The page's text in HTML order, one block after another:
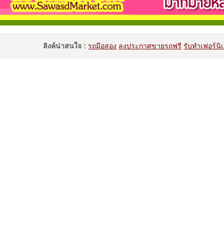
ลิงค์น่าสนใจ :รถมือสอง ลงประกาศขายรถฟรี รับทำเฟอร์นิ